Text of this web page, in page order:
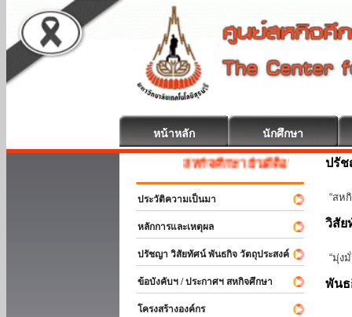
หน้าหลัก นักศึกษา
สหกิจศึกษา ยินดีต้อนรับ
ประวัติความเป็นมา
หลักการและเหตุผล
ปรัชญา วิสัยทัศน์ พันธกิจ วัตถุประสงค์
ข้อบังคับฯ / ประกาศฯ สหกิจศึกษา
โครงสร้างองค์กร
ปรั
“สห
วิสัย
“มุ่ง
พัน